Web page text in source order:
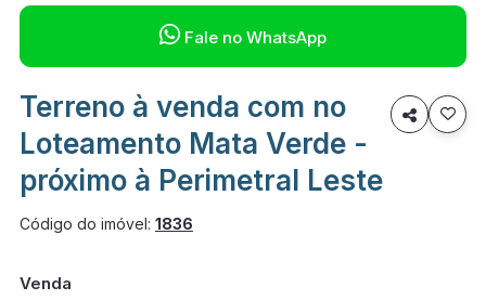
 Fale no WhatsApp
Terreno à venda com no
Loteamento Mata Verde -
próximo à Perimetral Leste

Código do imóvel: 1836
Venda